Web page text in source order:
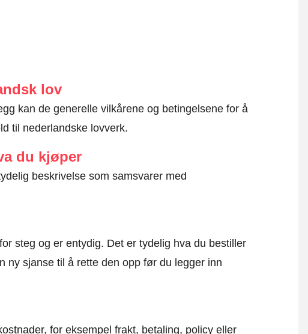
lov
kan de generelle vilkårene og betingelsene for å
til nederlandske lovverk.
du kjøper
beskrivelse som samsvarer med
steg og er entydig. Det er tydelig hva du bestiller
ny sjanse til å rette den opp før du legger inn
for eksempel frakt, betaling, policy eller